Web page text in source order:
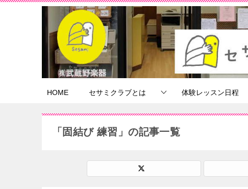
HOME セサミクラブとは 体験レッスン日程
「固結び 練習」の記事一覧